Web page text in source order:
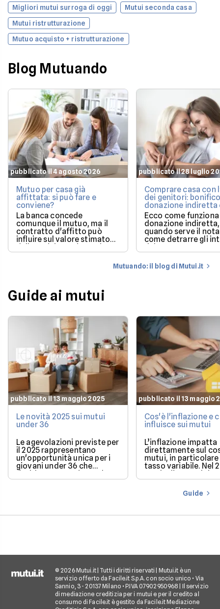
Migliori mutui surroga di oggi
Mutui seconda casa
Mutui ristrutturazione
Mutuo acquisto + ristrutturazione
Blog Mutuando
pubblicato il 4 agosto 2026
Mutuo per casa già
affittata: si può fare e
conviene?
La banca concede
comunque il mutuo, ma il
contratto d'affitto può
influire sul valore stimato
dalla perizia e sui tempi per
poter utilizzare la casa.
pubblicato il 28 luglio
Comprare casa con
dei genitori:
donazione indiretta
mutuo?
Ecco come
donazione indiretta,
quando serve il
come detrarre gli
del mutuo.
Mutuando: il blog di Mutui.it
Guide ai mutui
pubblicato il 13 maggio 2025
Le novità 2025 sui mutui
under 36
Le agevolazioni previste per
il 2025 rappresentano
un'opportunità unica per i
giovani under 36 che
desiderano acquistare la
loro prima casa.
pubblicato il 13 maggio
Cos'è l'inflazione e
influisce sui mutui
L’inflazione impatta
direttamente sul
mutui, in particolare
tasso variabile. Nel
con la discesa dei
il mercato offre
più favorevoli per
finanziareGuide
© 2026 Mutui.it | Tutti i diritti riservati | Mutui.it è un
servizio offerto da Facile.it S.p.A. con socio unico • Via
Sannio, 3 - 20137 Milano • P.IVA 07902950968 | Il servizio
di mediazione creditizia per i mutui e per il credito al
consumo di Facile.it è gestito da Facile.it Mediazione